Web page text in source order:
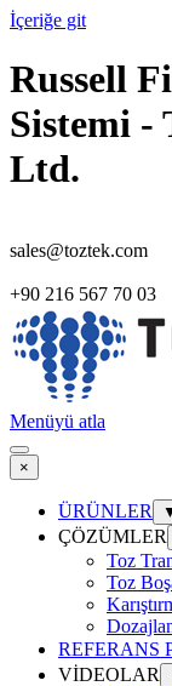
İçeriğe git
Russell
Sistemi -
Ltd.
sales@toztek.com
+90 216 567 70 03
Menüyü atla
×
ÜRÜNLER
ÇÖZÜMLER
Toz
Toz
REFERANS
VİDEOLAR